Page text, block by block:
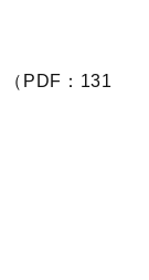
（PDF：131